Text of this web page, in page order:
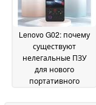
Lenovo G02: почему
существуют
нелегальные ПЗУ
для нового
портативного